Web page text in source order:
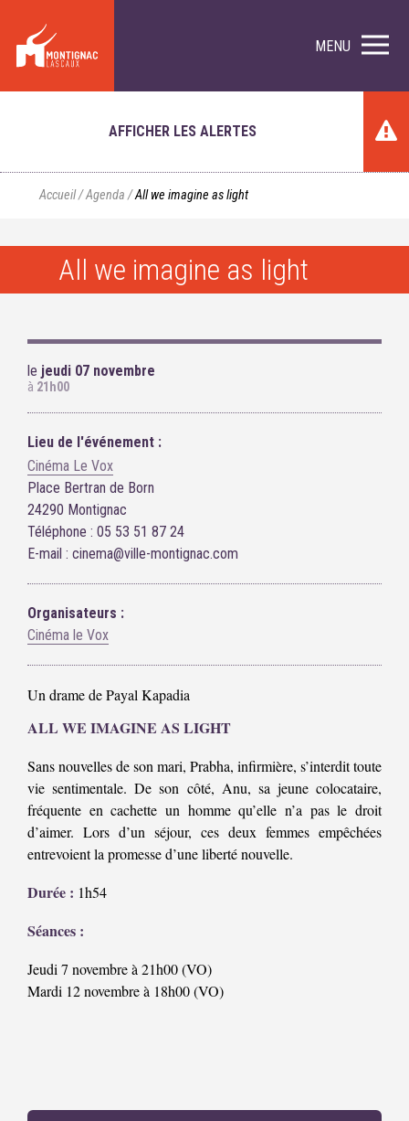
MENU
AFFICHER LES ALERTES
Accueil/Agenda /All we imagine as light
All we imagine as light
le jeudi 07 novembre
à 21h00
Lieu de l'événement :
Cinéma Le Vox
Place Bertran de Born
24290 Montignac
Téléphone : 05 53 51 87 24
E-mail : cinema@ville-montignac.com
Organisateurs :
Cinéma le Vox
Un drame de Payal Kapadia
ALL WE IMAGINE AS LIGHT
Sans nouvelles de son mari, Prabha, infirmière, s’interdit toute
vie sentimentale. De son côté, Anu, sa jeune colocataire,
fréquente en cachette un homme qu’elle n’a pas le droit
d’aimer. Lors d’un séjour, ces deux femmes empêchées
entrevoient la promesse d’une liberté nouvelle.
Durée : 1h54
Séances :
Jeudi 7 novembre à 21h00 (VO)
Mardi 12 novembre à 18h00 (VO)